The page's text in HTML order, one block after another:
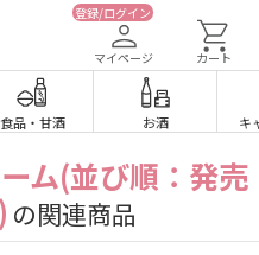
登録/ログイン
マイページ カート
食品・ 甘酒 お酒 キ
ム(並び順：発売
の関連商品